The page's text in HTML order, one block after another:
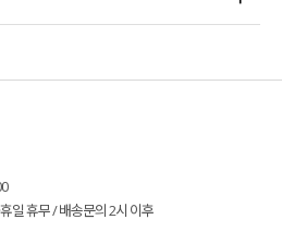
일 휴무 / 배송문의 2시 이후